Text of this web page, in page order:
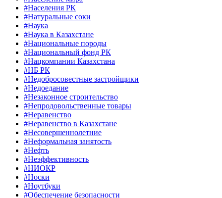
#Населения РК
#Натуральные соки
#Наука
#Наука в Казахстане
#Национальные породы
#Национальный фонд РК
#Нацкомпании Казахстана
#НБ РК
#Недобросовестные застройщики
#Недоедание
#Незаконное строительство
#Непродовольственные товары
#Неравенство
#Неравенство в Казахстане
#Несовершеннолетние
#Неформальная занятость
#Нефть
#Неэффективность
#НИОКР
#Носки
#Ноутбуки
#Обеспечение безопасности